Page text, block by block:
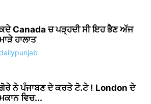
Canada ਚ ਪੜ੍ਹਦੀ ਸੀ ਇਹ ਭੈਣ ਅੱਜ
ਹਾਲਾਤ
ਨੇ ਪੰਜਾਬਣ ਦੇ ਕਰਤੇ ਟੋ.ਟੇ ! London ਦੇ
ਵਿਚ...